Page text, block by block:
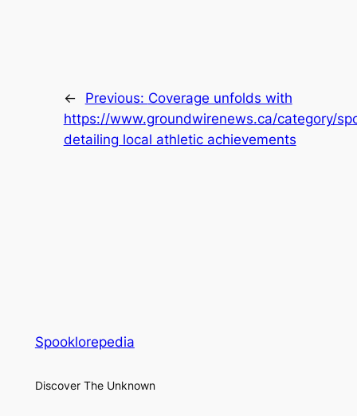
← Previous: Coverage unfolds with
https://www.groundwirenews.ca/category/
detailing local athletic achievements
Spooklorepedia
Discover The Unknown